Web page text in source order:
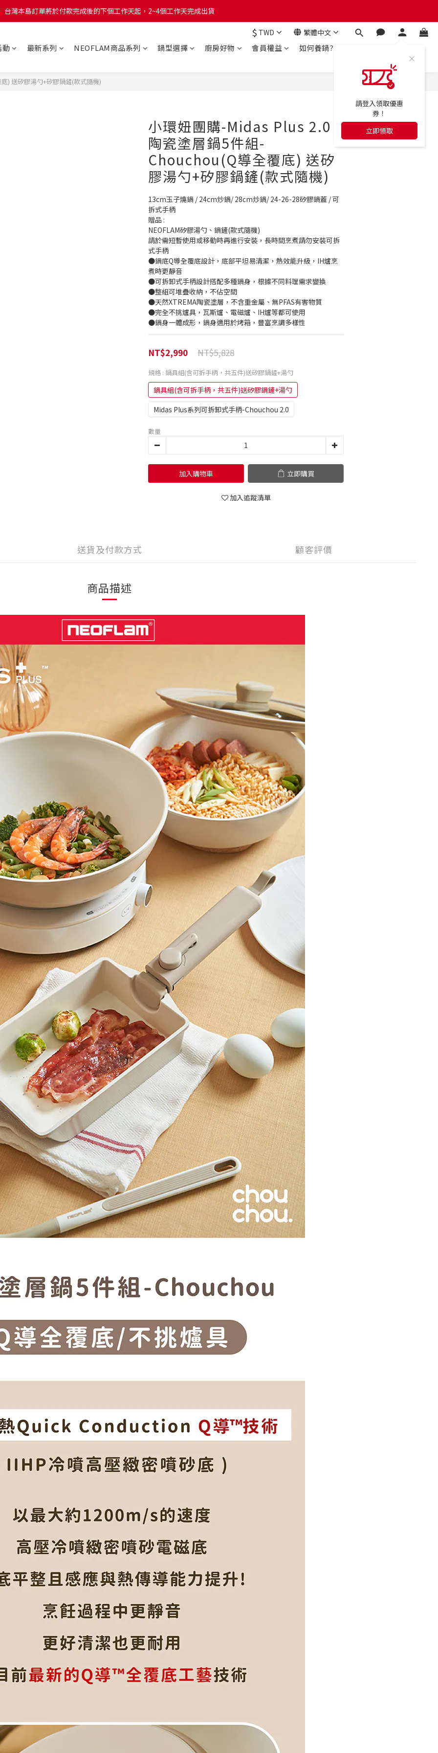
台灣本島訂單將於付款完成後的下個工作天起，2~4個工作天完成出貨
台灣本島訂單將於付款完成後的下個工作天起，2~4個工作天完成出貨
台灣本島訂單將於付款完成後的下個工作天起，2~4個工作天完成出貨
$ TWD 繁體中文
請登入領取優惠
券！
立即領取
動 最新系列 NEOFLAM商品系列 鍋型選擇 廚房好物 會員權益 如何養鍋?
) 送矽膠湯勺+矽膠鍋鏟(款式隨機)
小環妞團購-Midas Plus 2.0
陶瓷塗層鍋5件組-
Chouchou(Q導全覆底) 送矽
膠湯勺+矽膠鍋鏟(款式隨機)
13cm玉子燒鍋 / 24cm炒鍋/ 28cm炒鍋/ 24-26-28矽膠鍋蓋 / 可
拆式手柄
贈品 :
NEOFLAM矽膠湯勺、鍋鏟(款式隨機)
請於需短暫使用或移動時再進行安裝，長時間烹煮請勿安裝可拆
式手柄
●鍋底Q導全覆底設計，底部平坦易清潔，熱效能升級，IH爐烹
煮時更靜音
●可拆卸式手柄設計搭配多種鍋身，根據不同料理需求變換
●整組可堆疊收納，不佔空間
●天然XTREMA陶瓷塗層，不含重金屬、無PFAS有害物質
●完全不挑爐具，瓦斯爐、電磁爐、IH爐等都可使用
●鍋身一體成形，鍋身適用於烤箱，豐富烹調多樣性
NT$5,828
NT$2,990
規格 : 鍋具組(含可拆手柄，共五件)送矽膠鍋鏟+湯勺
鍋具組(含可拆手柄，共五件)送矽膠鍋鏟+湯勺
Midas Plus系列可拆卸式手柄-Chouchou 2.0
數量
加入購物車 立即購買
加入追蹤清單
送貨及付款方式 顧客評價
商品描述